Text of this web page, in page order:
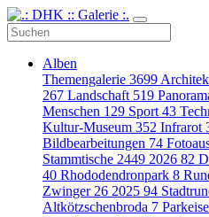
Alben
Themengalerie 3699
267 Landschaft 519
Menschen 129 Sport 43
Kultur-Museum 352 Infrarot
Bildbearbeitungen 74
Stammtische 2449 2026 82
40 Rhododendronpark 8
Zwinger 26 2025 94
Altkötzschenbroda 7